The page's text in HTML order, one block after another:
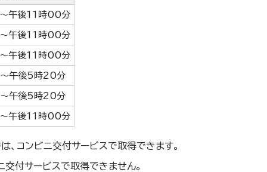
午後11時00分
午後11時00分
午後11時00分
午後5時20分
午後5時20分
午後11時00分
、コンビニ交付サービスで取得できます。
付サービスで取得できません。